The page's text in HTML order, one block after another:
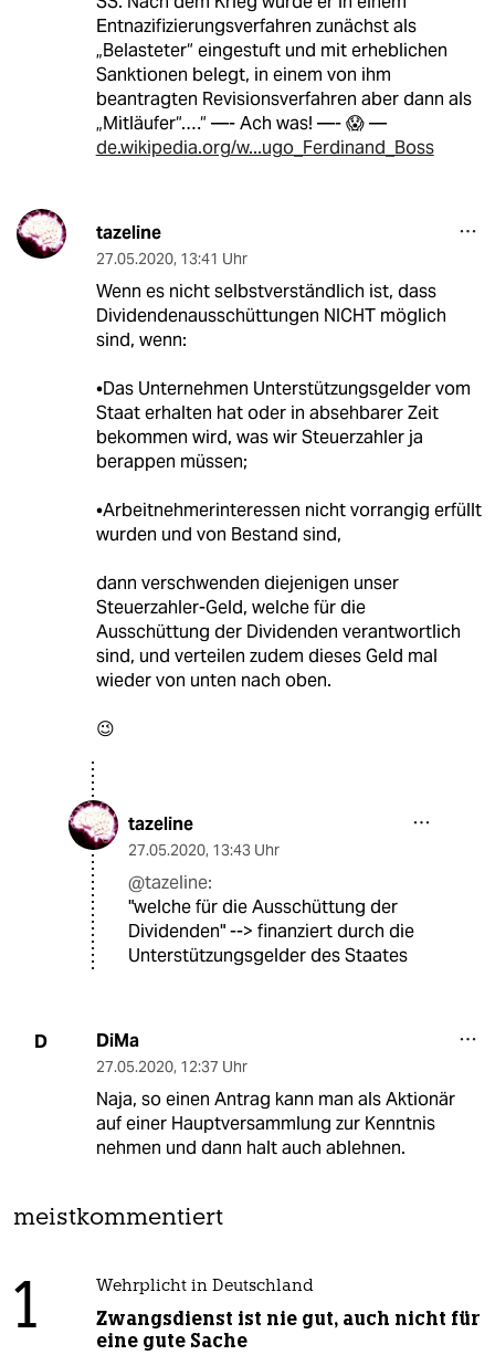
Entnazifizierungsverfahren zunächst als
„Belasteter“ eingestuft und mit erheblichen
Sanktionen belegt, in einem von ihm
beantragten Revisionsverfahren aber dann als
„Mitläufer“.…“ —- Ach was! —- 😱 —
de.wikipedia.org/w...ugo_Ferdinand_Boss
tazeline
27.05.2020, 13:41 Uhr
Wenn es nicht selbstverständlich ist, dass
Dividendenausschüttungen NICHT möglich
sind, wenn:
•Das Unternehmen Unterstützungsgelder vom
Staat erhalten hat oder in absehbarer Zeit
bekommen wird, was wir Steuerzahler ja
berappen müssen;
•Arbeitnehmerinteressen nicht vorrangig erfüllt
wurden und von Bestand sind,
dann verschwenden diejenigen unser
Steuerzahler-Geld, welche für die
Ausschüttung der Dividenden verantwortlich
sind, und verteilen zudem dieses Geld mal
wieder von unten nach oben.
😉
tazeline
27.05.2020, 13:43 Uhr
@tazeline:
"welche für die Ausschüttung der
Dividenden" --> finanziert durch die
Unterstützungsgelder des Staates
D DiMa
27.05.2020, 12:37 Uhr
Naja, so einen Antrag kann man als Aktionär
auf einer Hauptversammlung zur Kenntnis
nehmen und dann halt auch ablehnen.
meistkommentiert
1 Wehrplicht in Deutschland
Zwangsdienst ist nie gut, auch nicht für
eine gute Sache